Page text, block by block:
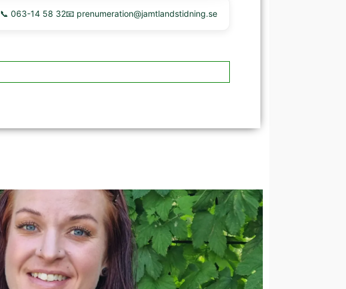
📞 063-14 58 32📧 prenumeration@jamtlandstidning.se